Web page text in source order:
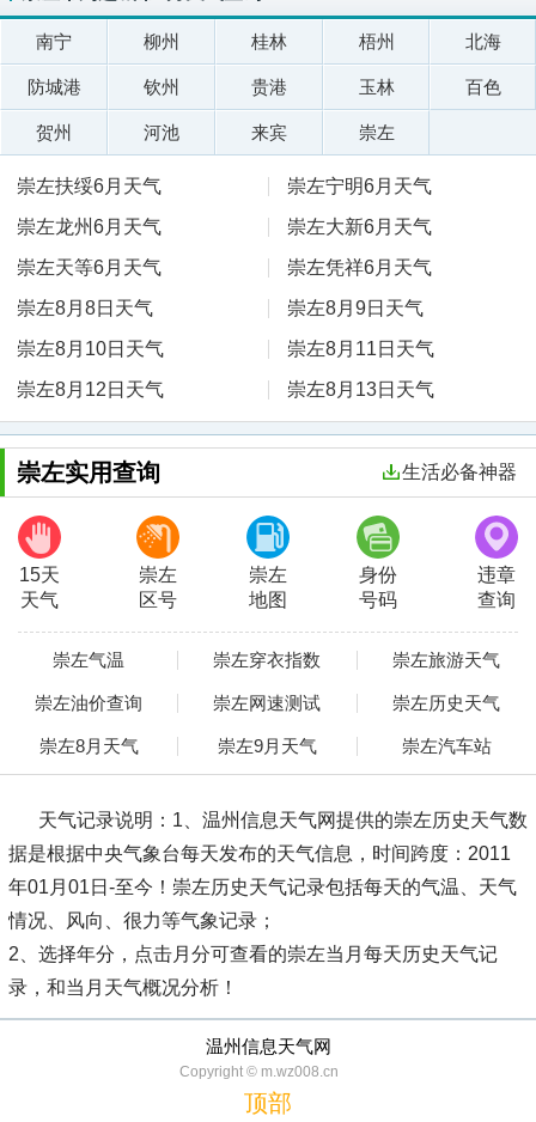
南宁 柳州 桂林 梧州 北海
防城港 钦州 贵港 玉林 百色
贺州 河池 来宾 崇左
崇左扶绥6月天气
崇左宁明6月天气
崇左龙州6月天气
崇左大新6月天气
崇左天等6月天气
崇左凭祥6月天气
崇左8月8日天气
崇左8月9日天气
崇左8月10日天气
崇左8月11日天气
崇左8月12日天气
崇左8月13日天气
崇左实用查询 生活必备神器
15天
天气
崇左
区号
崇左
地图
身份
号码
违章
查询
崇左气温 崇左穿衣指数 崇左旅游天气
崇左油价查询 崇左网速测试 崇左历史天气
崇左8月天气 崇左9月天气 崇左汽车站
天气记录说明： 1、温州信息天气网提供的崇左历史天气数
据是根据中央气象台每天发布的天气信息，时间跨度：2011
年01月01日-至今！崇左历史天气记录包括每天的气温、天气
情况、风向、很力等气象记录；
2、选择年分，点击月分可查看的崇左当月每天历史天气记
录，和当月天气概况分析！
温州信息天气网
Copyright © m.wz008.cn
顶部